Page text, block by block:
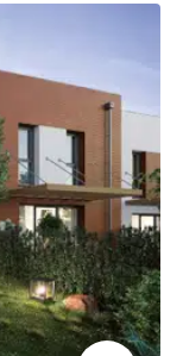
neufs à
avec le
une
thermique, et
et des
Située
combine
des
des
doute d'une
la pierre !
en LMNP
de la